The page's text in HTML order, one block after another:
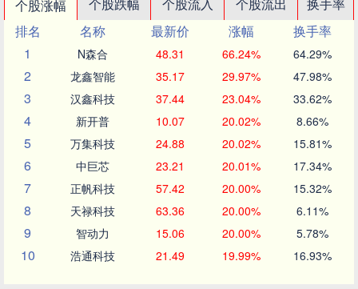
个股涨幅
排名
名称 最新价 涨幅
换手率
1
N森合 48.31 66.24% 64.29%
2 龙鑫智能 35.17 29.97% 47.98%
3 汉鑫科技 37.44 23.04% 33.62%
4 新开普 10.07 20.02% 8.66%
5 万集科技 24.88 20.02% 15.81%
6 中巨芯 23.21 20.01% 17.34%
7 正帆科技 57.42 20.00% 15.32%
8 天禄科技 63.36 20.00% 6.11%
9 智动力 15.06 20.00% 5.78%
10 浩通科技 21.49 19.99% 16.93%